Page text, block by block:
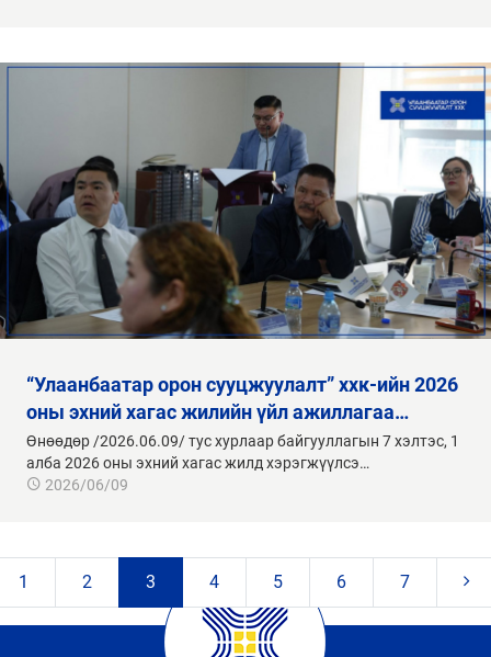
“улаанбаатар орон сууцжуулалт” ххк-ийн 2026
оны эхний хагас жилийн үйл ажиллагаа…
Өнөөдөр /2026.06.09/ тус хурлаар байгууллагын 7 хэлтэс, 1
алба 2026 оны эхний хагас жилд хэрэгжүүлсэ…
2026/06/09
1 2 3 4 5 6 7